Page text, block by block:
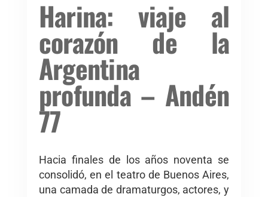
Harina: viaje al
corazón de la
Argentina
profunda – Andén
77
Hacia finales de los años noventa se
consolidó, en el teatro de Buenos Aires,
una camada de dramaturgos, actores, y